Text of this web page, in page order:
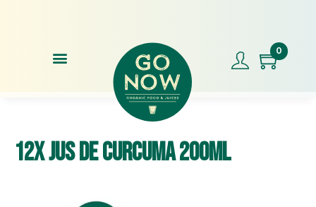
0
12x Jus de Curcuma 200ml